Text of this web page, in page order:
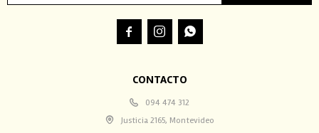
CONTACTO
094 474 312
Justicia 2165, Montevideo
  